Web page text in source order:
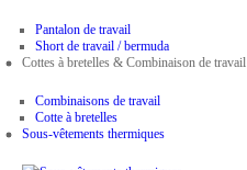
Pantalon de travail
Short de travail / bermuda
Cottes à bretelles & Combinaison de travail
Combinaisons de travail
Cotte à bretelles
Sous-vêtements thermiques